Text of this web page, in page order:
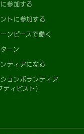
参加する
トに参加する
ンピースで働く
ーン
ティアになる
ョンボランティア
ティビスト)